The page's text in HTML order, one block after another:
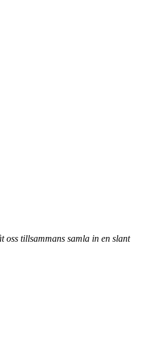
oss tillsammans samla in en slant